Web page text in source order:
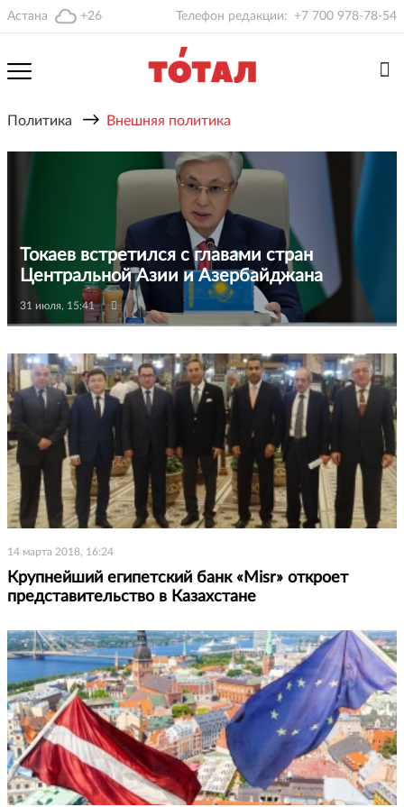
Астана +26 Телефон редакции: +7 700 978-78-54
Политика → Внешняя политика
Токаев встретился с главами стран
Центральной Азии и Азербайджана
31 июля, 15:41
14 марта 2018, 16:24
Крупнейший египетский банк «Misr» откроет
представительство в Казахстане